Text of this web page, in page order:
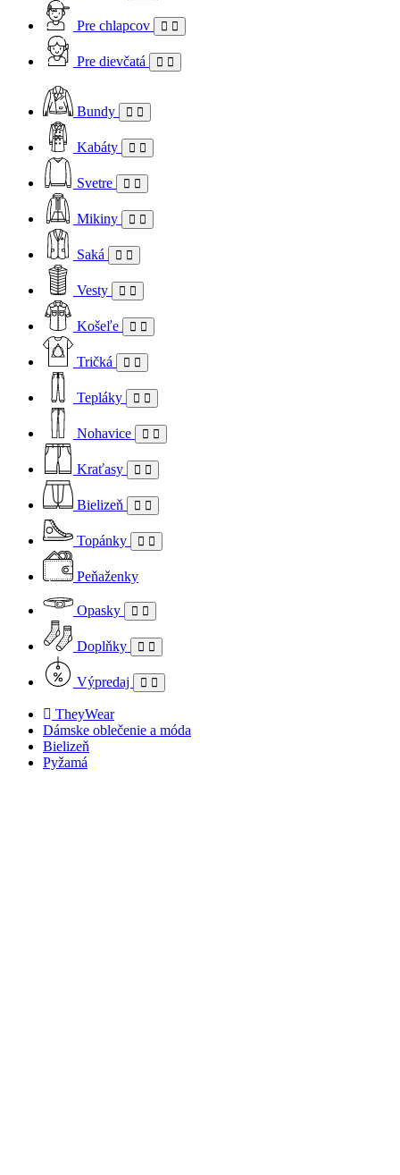
Pre chlapcov
Pre dievčatá
Bundy
Kabáty
Svetre
Mikiny
Saká
Vesty
Košeľe
Tričká
Tepláky
Nohavice
Kraťasy
Bielizeň
Topánky
Peňaženky
Opasky
Doplňky
Výpredaj
TheyWear
Dámske oblečenie a móda
Bielizeň
Pyžamá